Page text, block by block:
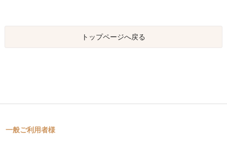
トップページへ戻る
一般ご利用者様